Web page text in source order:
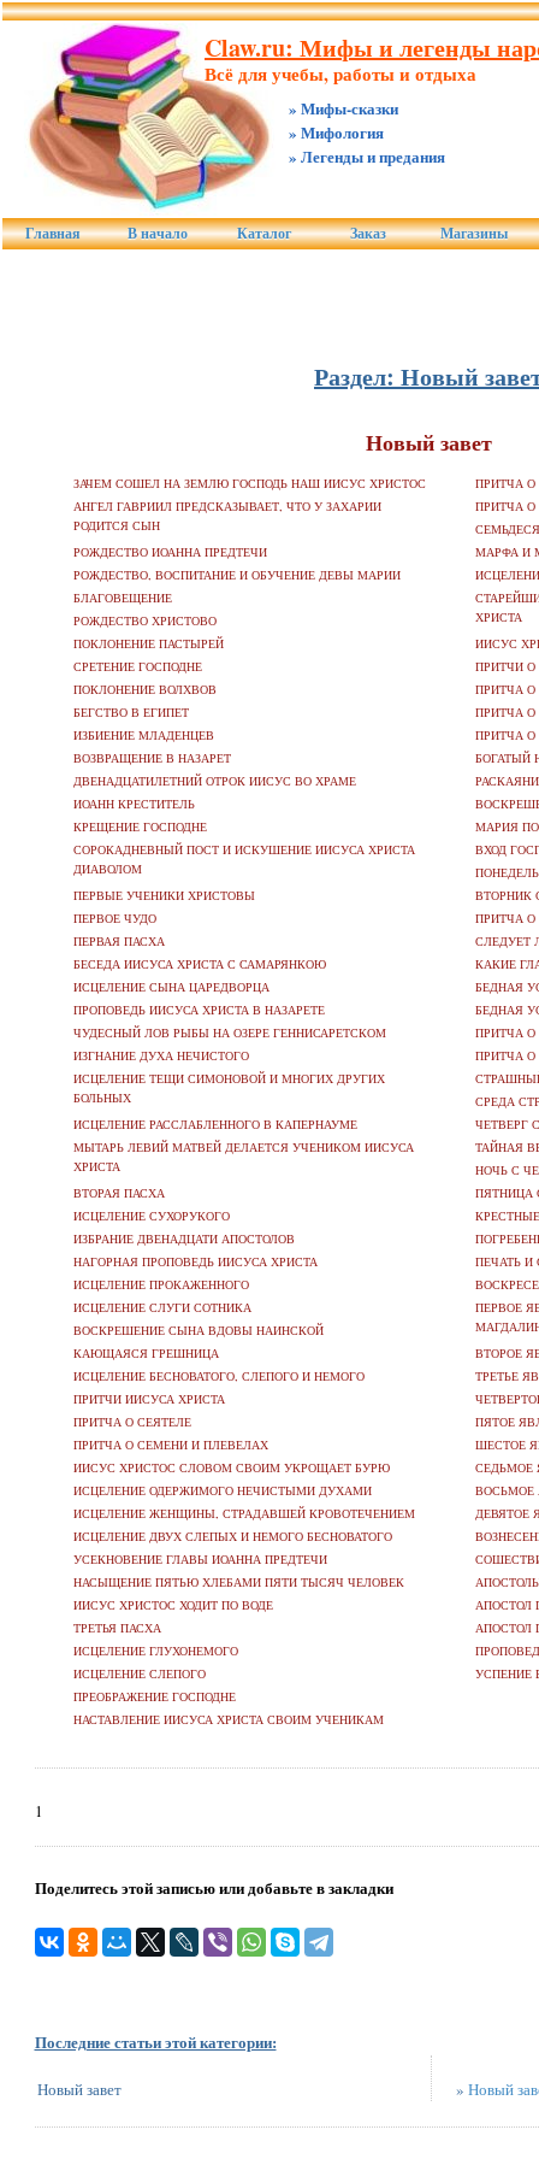
Claw.ru: Мифы и легенды
Всё для учебы, работы и отдыха
» Мифы-сказки
» Мифология
» Легенды и предания
Главная В начало Каталог Заказ Магазины
Раздел: Новый
Новый завет
ЗАЧЕМ СОШЕЛ НА ЗЕМЛЮ ГОСПОДЬ НАШ ИИСУС ХРИСТОС
АНГЕЛ ГАВРИИЛ ПРЕДСКАЗЫВАЕТ, ЧТО У ЗАХАРИИ
РОДИТСЯ СЫН
РОЖДЕСТВО ИОАННА ПРЕДТЕЧИ
РОЖДЕСТВО, ВОСПИТАНИЕ И ОБУЧЕНИЕ ДЕВЫ МАРИИ
БЛАГОВЕЩЕНИЕ
РОЖДЕСТВО ХРИСТОВО
ПОКЛОНЕНИЕ ПАСТЫРЕЙ
СРЕТЕНИЕ ГОСПОДНЕ
ПОКЛОНЕНИЕ ВОЛХВОВ
БЕГСТВО В ЕГИПЕТ
ИЗБИЕНИЕ МЛАДЕНЦЕВ
ВОЗВРАЩЕНИЕ В НАЗАРЕТ
ДВЕНАДЦАТИЛЕТНИЙ ОТРОК ИИСУС ВО ХРАМЕ
ИОАНН КРЕСТИТЕЛЬ
КРЕЩЕНИЕ ГОСПОДНЕ
СОРОКАДНЕВНЫЙ ПОСТ И ИСКУШЕНИЕ ИИСУСА ХРИСТА
ДИАВОЛОМ
ПЕРВЫЕ УЧЕНИКИ ХРИСТОВЫ
ПЕРВОЕ ЧУДО
ПЕРВАЯ ПАСХА
БЕСЕДА ИИСУСА ХРИСТА С САМАРЯНКОЮ
ИСЦЕЛЕНИЕ СЫНА ЦАРЕДВОРЦА
ПРОПОВЕДЬ ИИСУСА ХРИСТА В НАЗАРЕТЕ
ЧУДЕСНЫЙ ЛОВ РЫБЫ НА ОЗЕРЕ ГЕННИСАРЕТСКОМ
ИЗГНАНИЕ ДУХА НЕЧИСТОГО
ИСЦЕЛЕНИЕ ТЕЩИ СИМОНОВОЙ И МНОГИХ ДРУГИХ
БОЛЬНЫХ
ИСЦЕЛЕНИЕ РАССЛАБЛЕННОГО В КАПЕРНАУМЕ
МЫТАРЬ ЛЕВИЙ МАТВЕЙ ДЕЛАЕТСЯ УЧЕНИКОМ ИИСУСА
ХРИСТА
ВТОРАЯ ПАСХА
ИСЦЕЛЕНИЕ СУХОРУКОГО
ИЗБРАНИЕ ДВЕНАДЦАТИ АПОСТОЛОВ
НАГОРНАЯ ПРОПОВЕДЬ ИИСУСА ХРИСТА
ИСЦЕЛЕНИЕ ПРОКАЖЕННОГО
ИСЦЕЛЕНИЕ СЛУГИ СОТНИКА
ВОСКРЕШЕНИЕ СЫНА ВДОВЫ НАИНСКОЙ
КАЮЩАЯСЯ ГРЕШНИЦА
ИСЦЕЛЕНИЕ БЕСНОВАТОГО, СЛЕПОГО И НЕМОГО
ПРИТЧИ ИИСУСА ХРИСТА
ПРИТЧА О СЕЯТЕЛЕ
ПРИТЧА О СЕМЕНИ И ПЛЕВЕЛАХ
ИИСУС ХРИСТОС СЛОВОМ СВОИМ УКРОЩАЕТ БУРЮ
ИСЦЕЛЕНИЕ ОДЕРЖИМОГО НЕЧИСТЫМИ ДУХАМИ
ИСЦЕЛЕНИЕ ЖЕНЩИНЫ, СТРАДАВШЕЙ КРОВОТЕЧЕНИЕМ
ИСЦЕЛЕНИЕ ДВУХ СЛЕПЫХ И НЕМОГО БЕСНОВАТОГО
УСЕКНОВЕНИЕ ГЛАВЫ ИОАННА ПРЕДТЕЧИ
НАСЫЩЕНИЕ ПЯТЬЮ ХЛЕБАМИ ПЯТИ ТЫСЯЧ ЧЕЛОВЕК
ИИСУС ХРИСТОС ХОДИТ ПО ВОДЕ
ТРЕТЬЯ ПАСХА
ИСЦЕЛЕНИЕ ГЛУХОНЕМОГО
ИСЦЕЛЕНИЕ СЛЕПОГО
ПРЕОБРАЖЕНИЕ ГОСПОДНЕ
НАСТАВЛЕНИЕ ИИСУСА ХРИСТА СВОИМ УЧЕНИКАМ
ПРИТЧА
ПРИТЧА
МАРФА И
ХРИСТА
ИИСУС
ПРИТЧИ
ПРИТЧА
ПРИТЧА О
ПРИТЧА
БОГАТЫЙ
МАРИЯ
ВХОД
ВТОРНИК
ПРИТЧА О
СЛЕДУЕТ
КАКИЕ
БЕДНАЯ
БЕДНАЯ
ПРИТЧА О
ПРИТЧА О
СРЕДА
ЧЕТВЕРГ
ТАЙНАЯ
НОЧЬ С
ПЯТНИЦА
ПЕЧАТЬ И
ПЕРВОЕ
ВТОРОЕ
ТРЕТЬЕ
ПЯТОЕ
ШЕСТОЕ
СЕДЬМОЕ
ВОСЬМОЕ
ДЕВЯТОЕ
АПОСТОЛ
АПОСТОЛ
УСПЕНИЕ
1
Поделитесь этой записью или добавьте в закладки
Последние статьи этой категории:
Новый завет » Новый